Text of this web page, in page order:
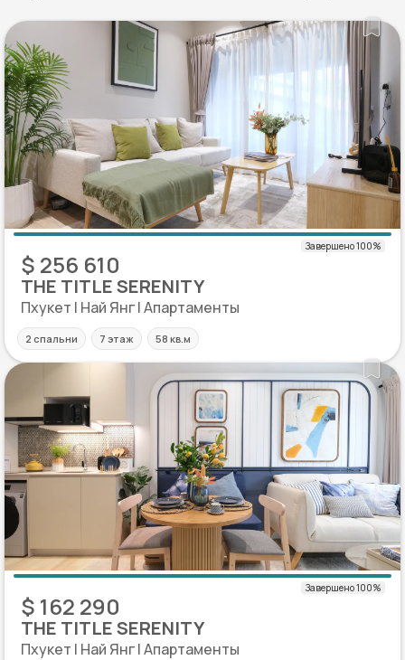
$ 256 610
THE TITLE SERENITY
Пхукет | Най Янг | Апартаменты
2 спальни 7 этаж 58 кв.м
$ 162 290
THE TITLE SERENITY
Пхукет | Най Янг | Апартаменты